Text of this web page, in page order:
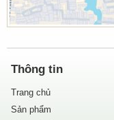
Thông tin
Trang chủ
Sản phẩm